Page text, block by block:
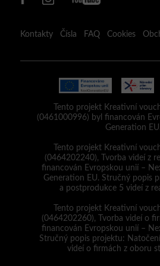
Kontakty Čísla FAQ Cookies
Tento projekt Kreativní
(0461000996) byl financován
Generation EU.
Tento projekt Kreativní
(0464202240), Tvorba videí z
financován Evropskou unií –
Generation EU. Stručný popis
a postprodukce 5 videí z
Tento projekt Kreativní
(0464202260), Tvorba videí o
financován Evropskou unií –
Stručný popis projektu:
videí o firmách z oboru